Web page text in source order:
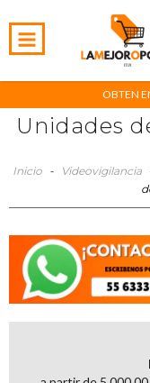
OBTEN
Unidades
Inicio - Videovigilancia